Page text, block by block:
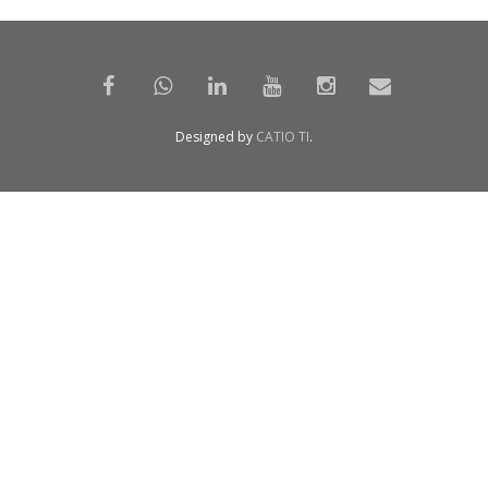
Designed by CATIO TI.